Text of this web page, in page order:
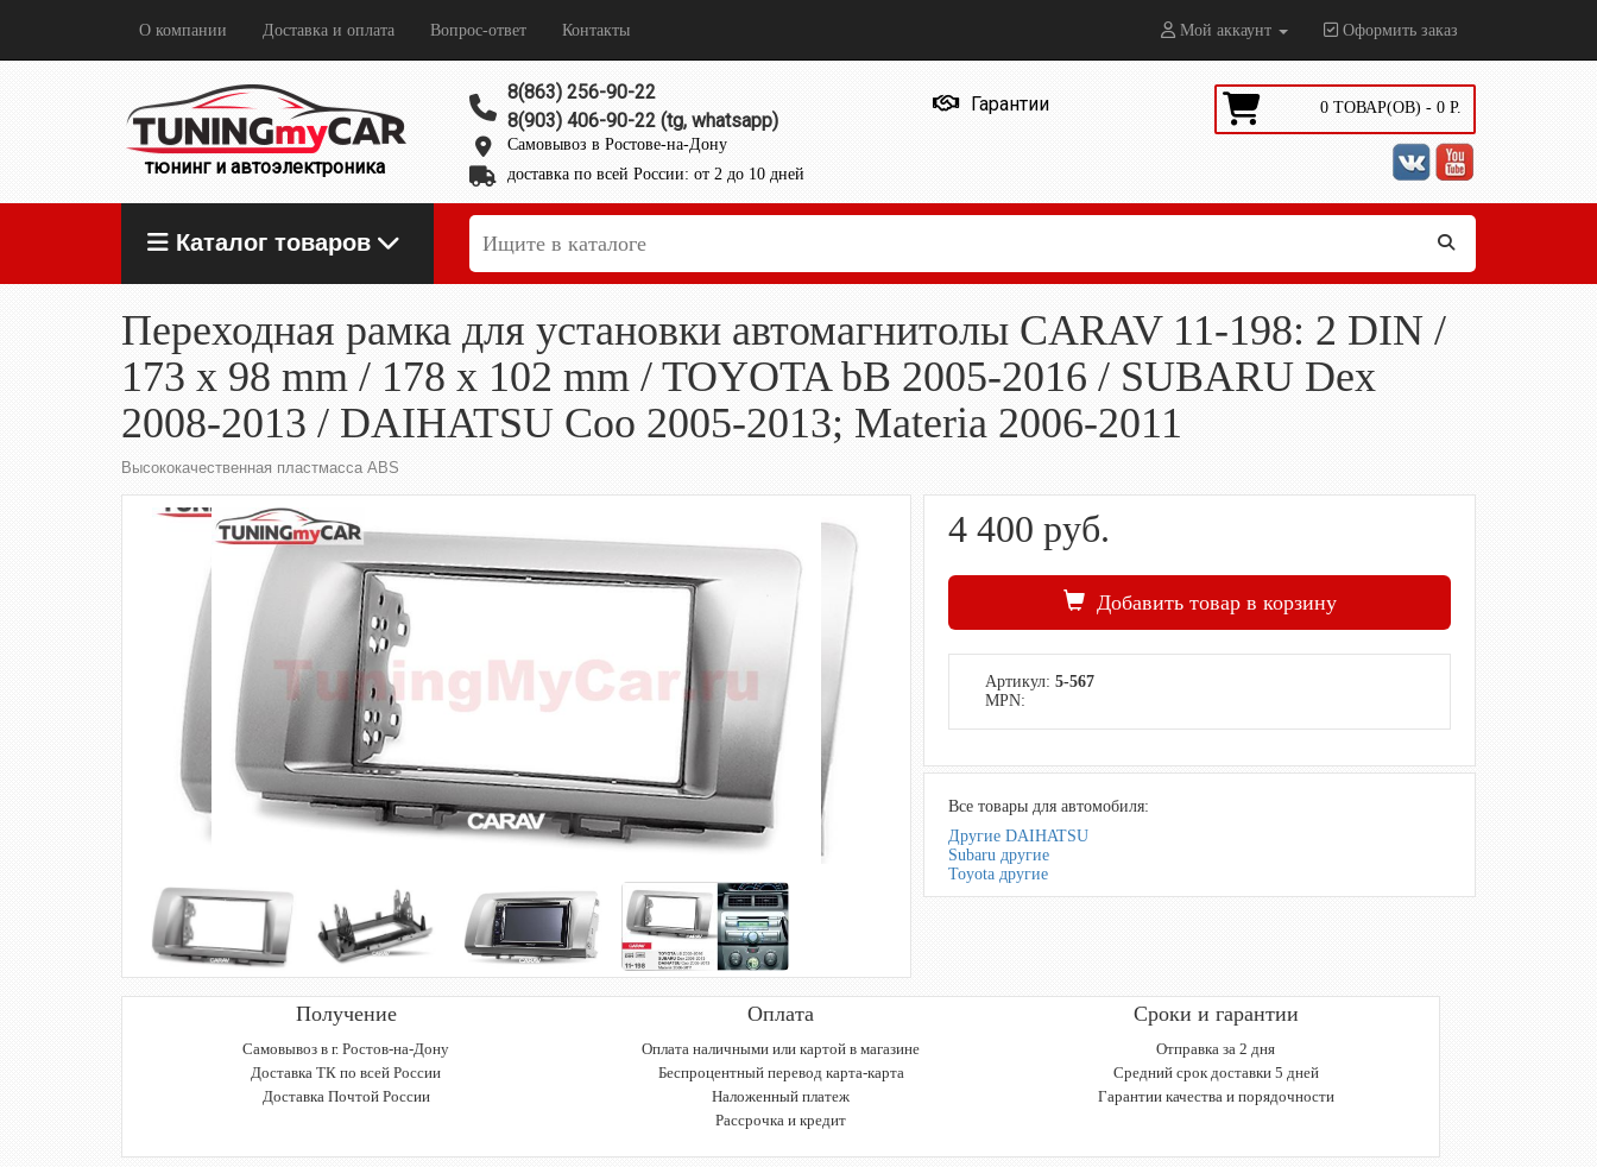
О компании Доставка и оплата Вопрос-ответ Контакты Мой аккаунт Оформить заказ
тюнинг и автоэлектроника
8(863) 256-90-22
8(903) 406-90-22 (tg, whatsapp)
Самовывоз в Ростове-на-Дону
доставка по всей России: от 2 до 10 дней
Гарантии 0 ТОВАР(ОВ) - 0 Р.
Каталог товаров
Переходная рамка для установки автомагнитолы CARAV 11-198: 2 DIN /
173 x 98 mm / 178 x 102 mm / TOYOTA bB 2005-2016 / SUBARU Dex
2008-2013 / DAIHATSU Coo 2005-2013; Materia 2006-2011
Высококачественная пластмасса ABS
4 400 руб.
Добавить товар в корзину
Артикул: 5-567
MPN:
Все товары для автомобиля:
Другие DAIHATSU
Subaru другие
Toyota другие
Получение
Самовывоз в г. Ростов-на-Дону
Доставка ТК по всей России
Доставка Почтой России
Оплата
Оплата наличными или картой в магазине
Беспроцентный перевод карта-карта
Наложенный платеж
Рассрочка и кредит
Сроки и гарантии
Отправка за 2 дня
Средний срок доставки 5 дней
Гарантии качества и порядочности